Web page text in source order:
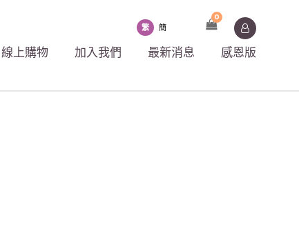
線上購物 加入我們 最新消息 感恩版
繁 簡
0